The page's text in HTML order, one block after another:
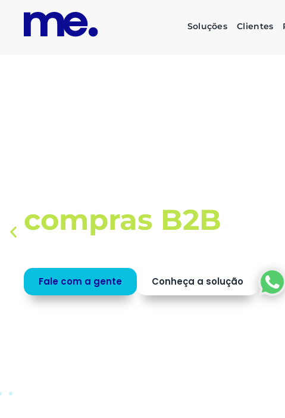
Soluções Clientes
inteligente e
profissionais para o que mais agrega valor ao
negócio.
Saiba mais Peça umaDEMO